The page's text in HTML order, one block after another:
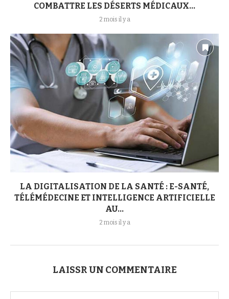
COMBATTRE LES DÉSERTS MÉDICAUX...
2 mois il y a
LA DIGITALISATION DE LA SANTÉ : E-SANTÉ,
TÉLÉMÉDECINE ET INTELLIGENCE ARTIFICIELLE
AU...
2 mois il y a
LAISSR UN COMMENTAIRE